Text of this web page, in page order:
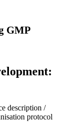
GMP
description /
protocol